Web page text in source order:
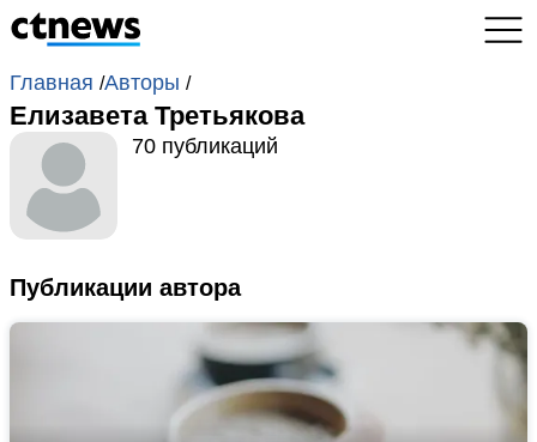
Главная /Авторы /
Елизавета Третьякова
70 публикаций
Публикации автора